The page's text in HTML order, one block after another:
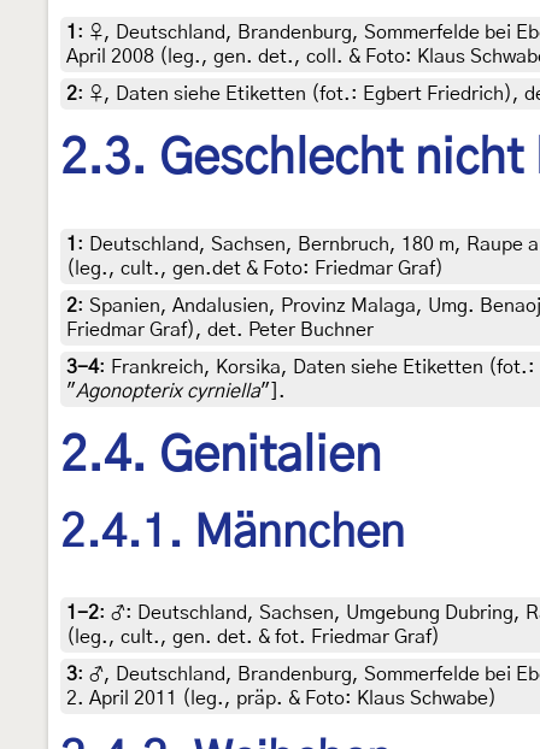
1 : ♀, Deutschland, Brandenburg, Sommerfelde bei
April 2008 (leg., gen. det., coll. & Foto: Klaus
2: ♀, Daten siehe Etiketten (fot.: Egbert Friedrich),
2.3. Geschlecht nicht
1 : Deutschland, Sachsen, Bernbruch, 180 m, Raupe
(leg., cult., gen.det & Foto: Friedmar Graf)
2: Spanien, Andalusien, Provinz Malaga, Umg.
Friedmar Graf), det. Peter Buchner
3-4: Frankreich, Korsika, Daten siehe Etiketten
"Agonopterix cyrniella"].
2.4. Genitalien
2.4.1. Männchen
1-2: ♂: Deutschland, Sachsen, Umgebung Dubring,
(leg., cult., gen. det. & fot. Friedmar Graf)
3: ♂, Deutschland, Brandenburg, Sommerfelde bei
2. April 2011 (leg., präp. & Foto: Klaus Schwabe)